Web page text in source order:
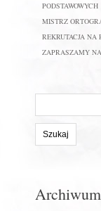
PODSTAWOWYCH
MISTRZ
REKRUTACJA NA
ZAPRASZAMY
stronie:
Archiwum